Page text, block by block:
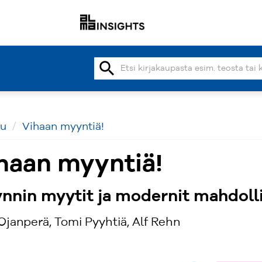
search
Vihaan myyntiä!
myyntiä!
myytit ja modernit
Tomi Pyyhtiä, Alf Rehn